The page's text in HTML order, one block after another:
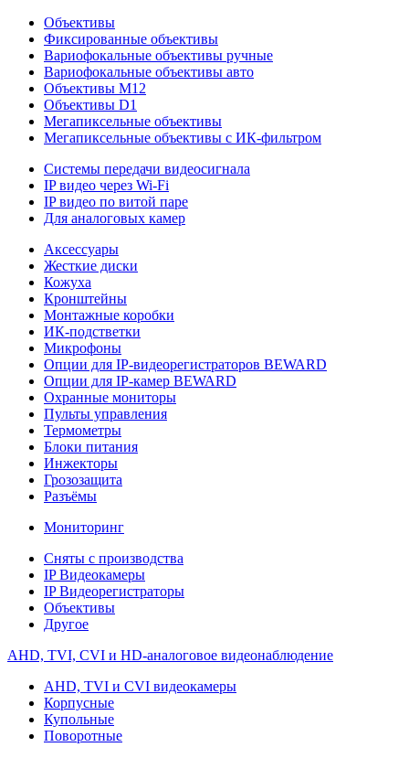
Объективы
Фиксированные объективы
Вариофокальные объективы ручные
Вариофокальные объективы авто
Объективы М12
Объективы D1
Мегапиксельные объективы
Мегапиксельные объективы с ИК-фильтром
Системы передачи видеосигнала
IP видео через Wi-Fi
IP видео по витой паре
Для аналоговых камер
Аксессуары
Жесткие диски
Кожуха
Кронштейны
Монтажные коробки
ИК-подстветки
Микрофоны
Опции для IP-видеорегистраторов BEWARD
Опции для IP-камер BEWARD
Охранные мониторы
Пульты управления
Термометры
Блоки питания
Инжекторы
Грозозащита
Разъёмы
Мониторинг
Сняты с производства
IP Видеокамеры
IP Видеорегистраторы
Объективы
Другое
AHD, TVI, CVI и HD-аналоговое видеонаблюдение
AHD, TVI и CVI видеокамеры
Корпусные
Купольные
Поворотные